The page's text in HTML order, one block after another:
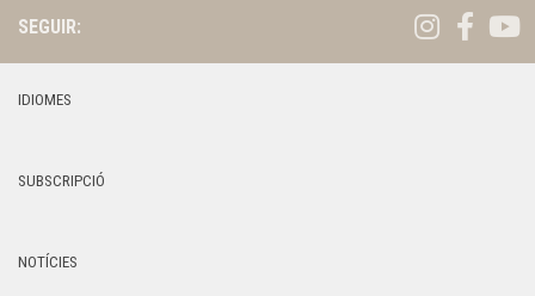
SEGUIR:
IDIOMES
SUBSCRIPCIÓ
NOTÍCIES